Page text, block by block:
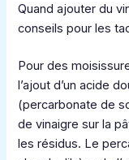
Quand ajouter du
conseils pour les
Pour des
l’ajout d’un acide
(percarbonate de
de vinaigre sur la
les résidus. Le